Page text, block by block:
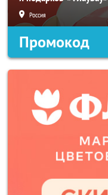
Россия
Промокод